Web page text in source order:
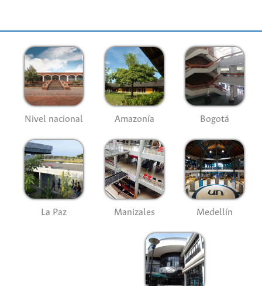
Nivel nacional Amazonía Bogotá
La Paz Manizales Medellín